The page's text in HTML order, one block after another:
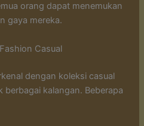
orang dapat menemukan
gaya mereka.
Casual
dengan koleksi casual
kalangan. Beberapa